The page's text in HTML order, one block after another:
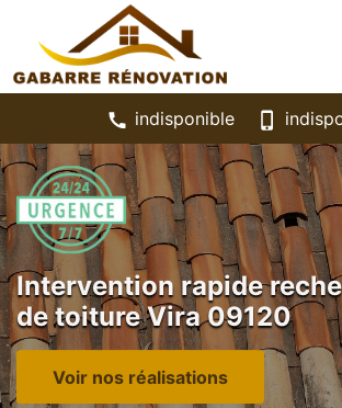
indisponible
Intervention rapide
de toiture Vira 09120
Voir nos réalisations